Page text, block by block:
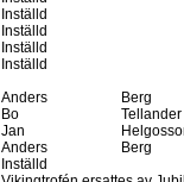
Inställd
Inställd
Inställd
Inställd
Anders Berg
Bo Tellander
Jan
Anders Berg
Inställd